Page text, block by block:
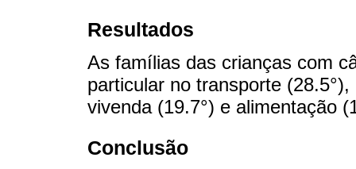
Resultados
As famílias das crianças com
particular no transporte
vivenda (19.7°) e alimentação
Conclusão